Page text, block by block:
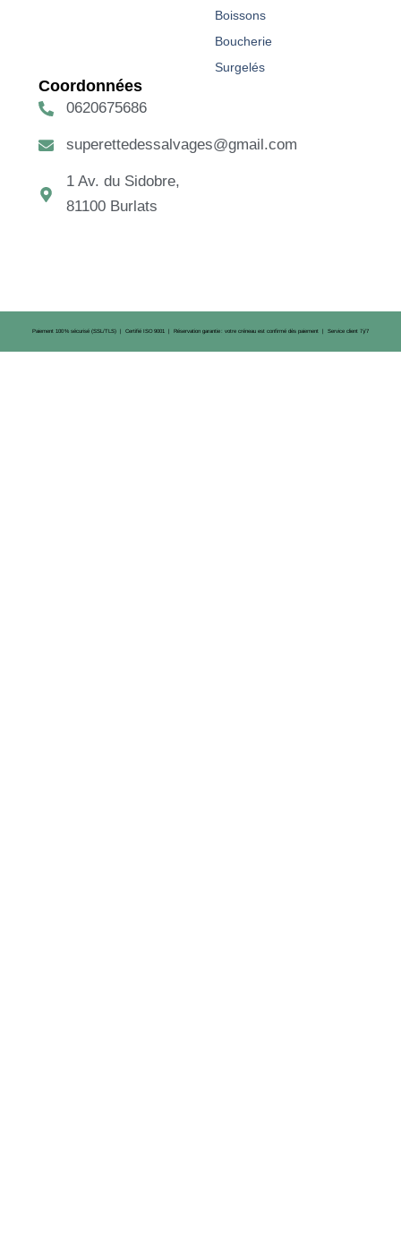
Boissons
Boucherie
Surgelés
Coordonnées
0620675686
superettedessalvages@gmail.com
1 Av. du Sidobre,
81100 Burlats
Paiement 100 % sécurisé (SSL/TLS) | Certifié ISO 9001 | Réservation garantie : votre créneau est confirmé dès paiement | Service client 7 j/7